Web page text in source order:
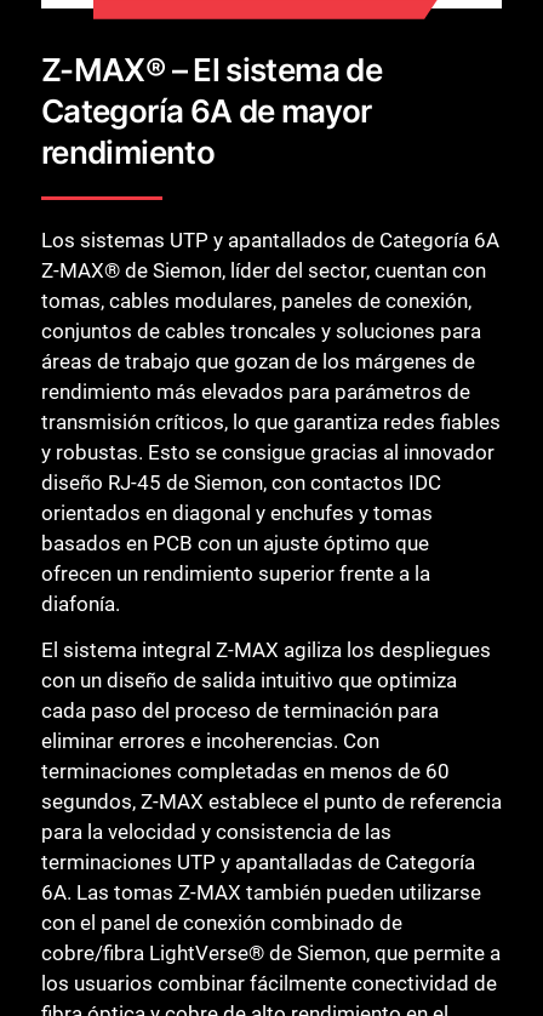
Z-MAX® – El sistema de
Categoría 6A de mayor
rendimiento
Los sistemas UTP y apantallados de Categoría 6A
Z-MAX® de Siemon, líder del sector, cuentan con
tomas, cables modulares, paneles de conexión,
conjuntos de cables troncales y soluciones para
áreas de trabajo que gozan de los márgenes de
rendimiento más elevados para parámetros de
transmisión críticos, lo que garantiza redes fiables
y robustas. Esto se consigue gracias al innovador
diseño RJ-45 de Siemon, con contactos IDC
orientados en diagonal y enchufes y tomas
basados en PCB con un ajuste óptimo que
ofrecen un rendimiento superior frente a la
diafonía.
El sistema integral Z-MAX agiliza los despliegues
con un diseño de salida intuitivo que optimiza
cada paso del proceso de terminación para
eliminar errores e incoherencias. Con
terminaciones completadas en menos de 60
segundos, Z-MAX establece el punto de referencia
para la velocidad y consistencia de las
terminaciones UTP y apantalladas de Categoría
6A. Las tomas Z-MAX también pueden utilizarse
con el panel de conexión combinado de
cobre/fibra LightVerse® de Siemon, que permite a
los usuarios combinar fácilmente conectividad de